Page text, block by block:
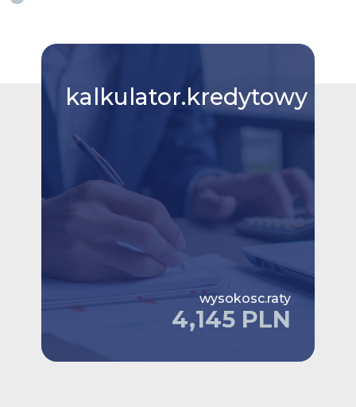
kalkulator.kredytowy
wysokosc.raty
4,145 PLN